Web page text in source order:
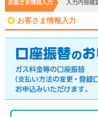
お客さま情報入力